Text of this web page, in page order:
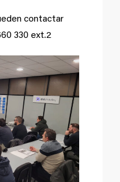
contactar
330 ext.2